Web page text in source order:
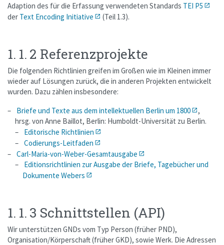
Adaption des für die Erfassung verwendeten Standards TEI P5
der Text Encoding Initiative (Teil 1.3).
1. 1. 2 Referenzprojekte
Die folgenden Richtlinien greifen im Großen wie im Kleinen immer
wieder auf Lösungen zurück, die in anderen Projekten entwickelt
wurden. Dazu zählen insbesondere:
Briefe und Texte aus dem intellektuellen Berlin um 1800
,
hrsg. von Anne Baillot, Berlin: Humboldt-Universität zu Berlin.
Editorische Richtlinien
Codierungs-Leitfaden
Carl-Maria-von-Weber-Gesamtausgabe
Editionsrichtlinien zur Ausgabe der Briefe, Tagebücher und
Dokumente Webers
1. 1. 3 Schnittstellen (API)
Wir unterstützen GNDs vom Typ Person (früher PND),
Organisation/Körperschaft (früher GKD), sowie Werk. Die Adressen